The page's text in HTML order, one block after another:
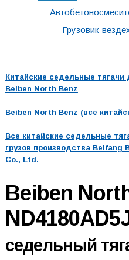
Грузовик-
Китайские седельные тягачи
Beiben North Benz
Beiben North Benz (все
Все китайские седельные
грузов производства Beifang
Co., Ltd.
Beiben
седельный